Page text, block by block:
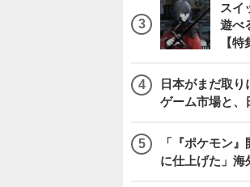
スイ
遊べ
【特
日本がまだ取
ゲーム市場と、
「『ポケモン
に仕上げた」海